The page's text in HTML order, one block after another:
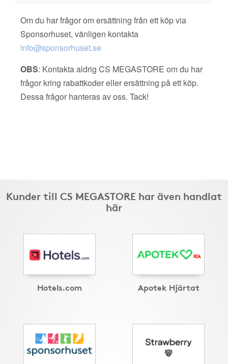
Om du har frågor om ersättning från ett köp via
Sponsorhuset, vänligen kontakta
info@sponsorhuset.se
OBS: Kontakta aldrig CS MEGASTORE om du har
frågor kring rabattkoder eller ersättning på ett köp.
Dessa frågor hanteras av oss. Tack!
Kunder till CS MEGASTORE har även handlat
här
Hotels.com Apotek Hjärtat